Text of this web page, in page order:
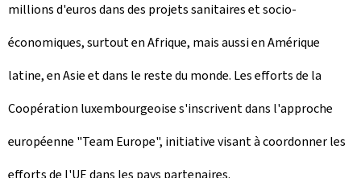
millions d'euros dans des projets sanitaires et socio-
économiques, surtout en Afrique, mais aussi en Amérique
latine, en Asie et dans le reste du monde. Les efforts de la
Coopération luxembourgeoise s'inscrivent dans l'approche
européenne "Team Europe", initiative visant à coordonner les
efforts de l'UE dans les pays partenaires.